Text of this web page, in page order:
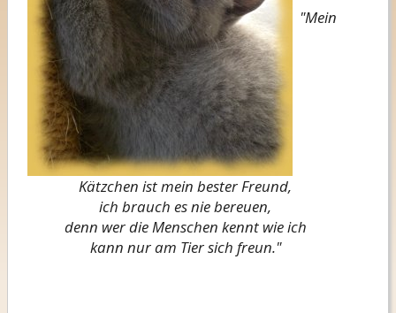
"Mein
Kätzchen ist mein bester Freund,
ich brauch es nie bereuen,
denn wer die Menschen kennt wie ich
kann nur am Tier sich freun."